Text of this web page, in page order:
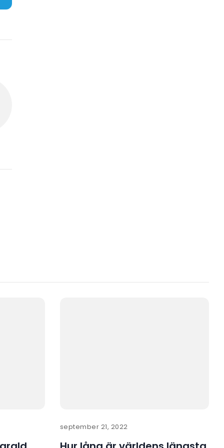
september 21, 2022